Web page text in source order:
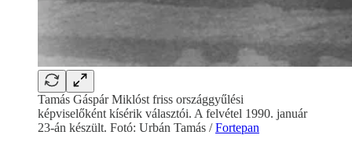
Tamás Gáspár Miklóst friss országgyűlési
képviselőként kísérik választói. A felvétel 1990. január
23-án készült. Fotó: Urbán Tamás /Fortepan